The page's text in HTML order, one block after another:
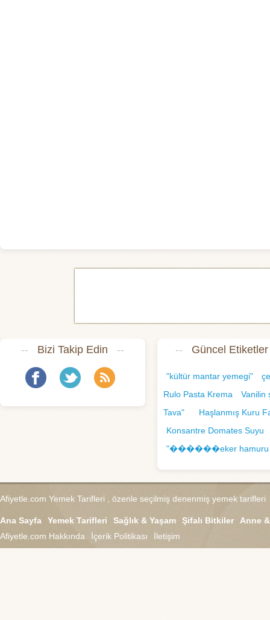
-- Bizi Takip Edin -- -- Güncel Etiketler
"kültür mantar yemegi"
Rulo Pasta Krema
Vanilin
Tava"
Haşlanmış Kuru
Konsantre Domates Suyu
"������eker
Afiyetle.com Yemek Tarifleri , özenle seçilmiş denenmiş yemek tarifleri
Ana Sayfa Yemek Tarifleri Sağlık & Yaşam Şifalı Bitkiler
Anne
Afiyetle.com Hakkında İçerik Politikası İletişim